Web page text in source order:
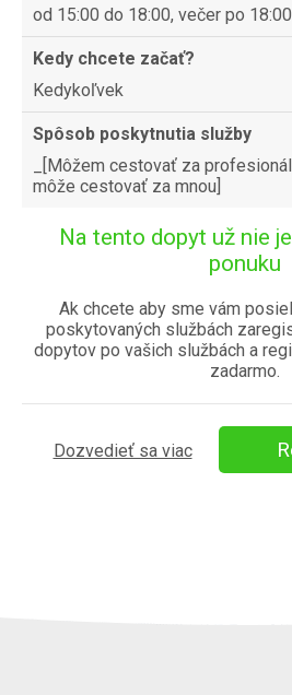
od 15:00 do 18:00, večer po 18:00
Kedy chcete začať?
Kedykoľvek
Spôsob poskytnutia služby
_[Môžem cestovať za
môže cestovať za mnou]
Na tento dopyt už nie
ponuku
Ak chcete aby sme vám
poskytovaných službách
dopytov po vašich službách a
zadarmo.
Dozvedieť sa viac